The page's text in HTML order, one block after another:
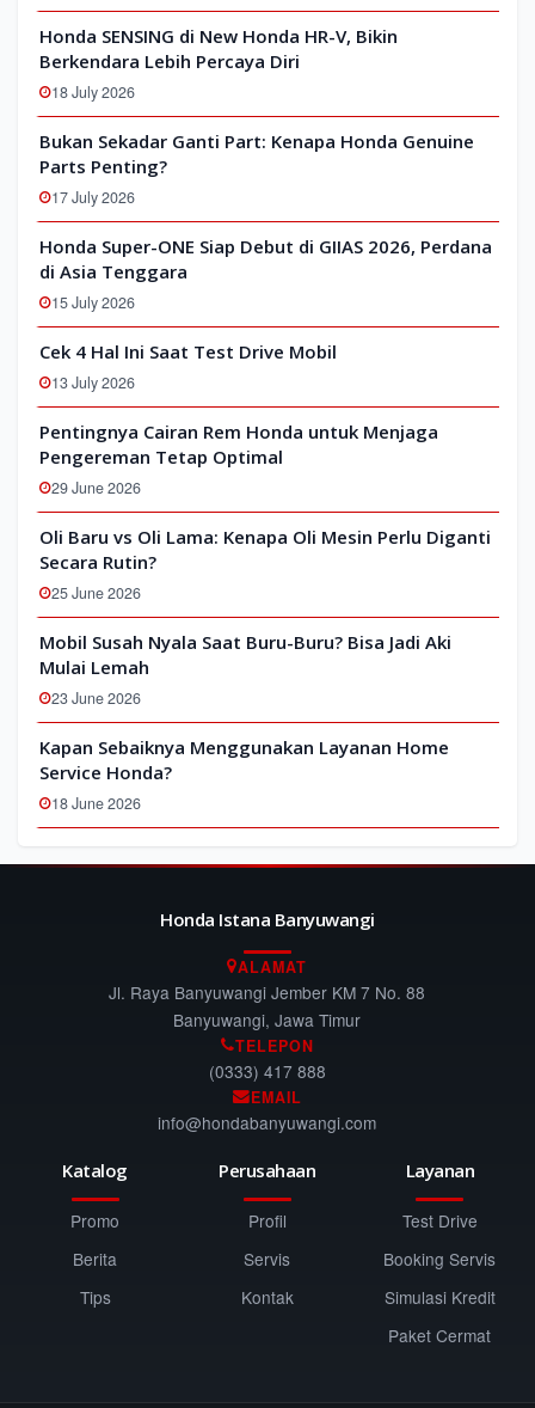
Honda SENSING di New Honda HR-V, Bikin
Berkendara Lebih Percaya Diri
18 July 2026
Bukan Sekadar Ganti Part: Kenapa Honda Genuine
Parts Penting?
17 July 2026
Honda Super-ONE Siap Debut di GIIAS 2026, Perdana
di Asia Tenggara
15 July 2026
Cek 4 Hal Ini Saat Test Drive Mobil
13 July 2026
Pentingnya Cairan Rem Honda untuk Menjaga
Pengereman Tetap Optimal
29 June 2026
Oli Baru vs Oli Lama: Kenapa Oli Mesin Perlu Diganti
Secara Rutin?
25 June 2026
Mobil Susah Nyala Saat Buru-Buru? Bisa Jadi Aki
Mulai Lemah
23 June 2026
Kapan Sebaiknya Menggunakan Layanan Home
Service Honda?
18 June 2026
Honda Istana Banyuwangi
ALAMAT
Jl. Raya Banyuwangi Jember KM 7 No. 88
Banyuwangi, Jawa Timur
TELEPON
(0333) 417 888
EMAIL
info@hondabanyuwangi.com
Katalog
Promo
Berita
Tips
Perusahaan
Profil
Servis
Kontak
Layanan
Test Drive
Booking Servis
Simulasi Kredit
Paket Cermat